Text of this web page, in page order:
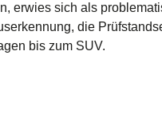
erwies sich als
die
bis zum SUV.